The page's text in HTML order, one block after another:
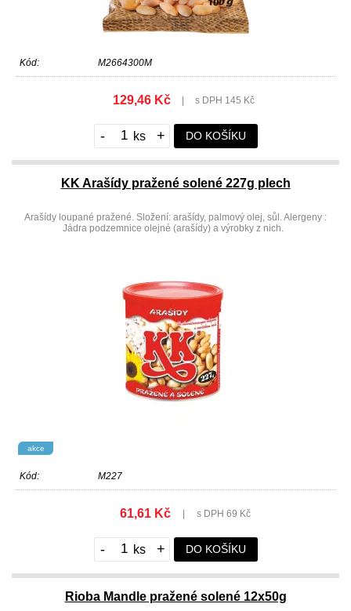
Kód: M2664300M
129,46 Kč | s DPH 145 Kč
- + DO KOŠÍKU
KK Arašídy pražené solené 227g plech
Arašídy loupané pražené. Složení: arašídy, palmový olej, sůl. Alergeny :
Jádra podzemnice olejné (arašídy) a výrobky z nich.
akce
Kód: M227
61,61 Kč | s DPH 69 Kč
- + DO KOŠÍKU
Rioba Mandle pražené solené 12x50g